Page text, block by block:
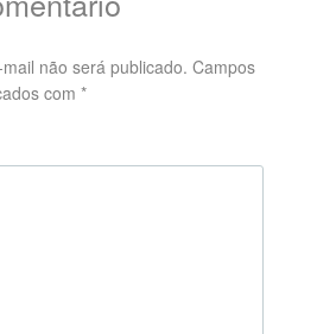
não será publicado. Campos
com *